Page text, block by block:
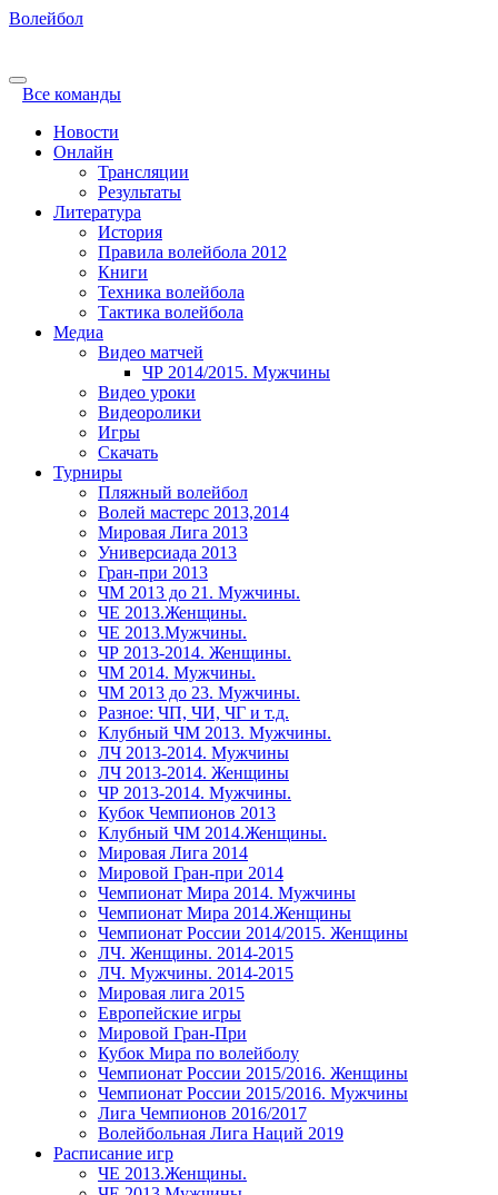
Волейбол
Все команды
Новости
Онлайн
Трансляции
Результаты
Литература
История
Правила волейбола 2012
Книги
Техника волейбола
Тактика волейбола
Медиа
Видео матчей
ЧР 2014/2015. Мужчины
Видео уроки
Видеоролики
Игры
Скачать
Турниры
Пляжный волейбол
Волей мастерс 2013,2014
Мировая Лига 2013
Универсиада 2013
Гран-при 2013
ЧМ 2013 до 21. Мужчины.
ЧЕ 2013.Женщины.
ЧЕ 2013.Мужчины.
ЧР 2013-2014. Женщины.
ЧМ 2014. Мужчины.
ЧМ 2013 до 23. Мужчины.
Разное: ЧП, ЧИ, ЧГ и т.д.
Клубный ЧМ 2013. Мужчины.
ЛЧ 2013-2014. Мужчины
ЛЧ 2013-2014. Женщины
ЧР 2013-2014. Мужчины.
Кубок Чемпионов 2013
Клубный ЧМ 2014.Женщины.
Мировая Лига 2014
Мировой Гран-при 2014
Чемпионат Мира 2014. Мужчины
Чемпионат Мира 2014.Женщины
Чемпионат России 2014/2015. Женщины
ЛЧ. Женщины. 2014-2015
ЛЧ. Мужчины. 2014-2015
Мировая лига 2015
Европейские игры
Мировой Гран-При
Кубок Мира по волейболу
Чемпионат России 2015/2016. Женщины
Чемпионат России 2015/2016. Мужчины
Лига Чемпионов 2016/2017
Волейбольная Лига Наций 2019
Расписание игр
ЧЕ 2013.Женщины.